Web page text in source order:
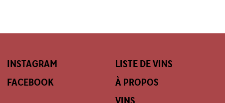
INSTAGRAM
FACEBOOK
LISTE DE VINS
À PROPOS